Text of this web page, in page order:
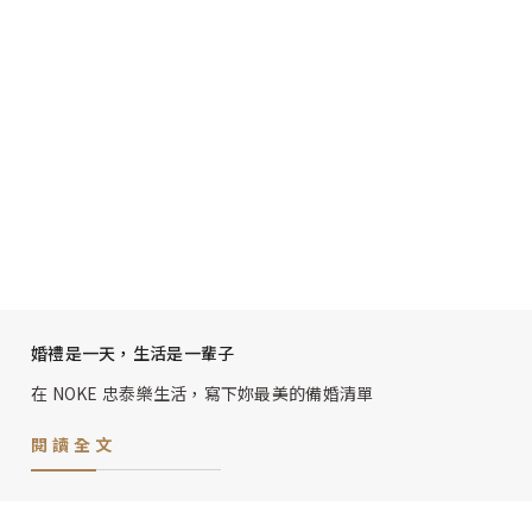
婚禮是一天，生活是一輩子
在 NOKE 忠泰樂生活，寫下妳最美的備婚清單
閱讀全文